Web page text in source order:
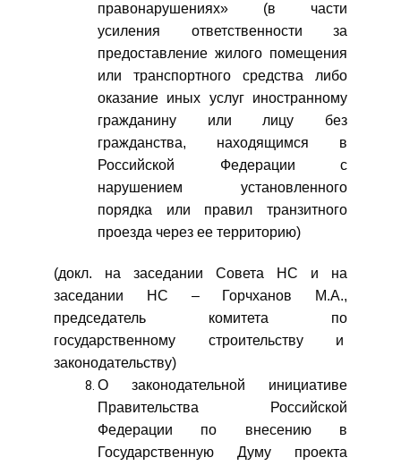
правонарушениях» (в части
усиления ответственности за
предоставление жилого помещения
или транспортного средства либо
оказание иных услуг иностранному
гражданину или лицу без
гражданства, находящимся в
Российской Федерации с
нарушением установленного
порядка или правил транзитного
проезда через ее территорию)
(докл. на заседании Совета НС и на
заседании НС – Горчханов М.А.,
председатель комитета по
государственному строительству и
законодательству)
О законодательной инициативе
Правительства Российской
Федерации по внесению в
Государственную Думу проекта